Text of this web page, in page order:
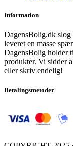
Information
DagensBolig.dk slog
leveret en masse
DagensBolig holder
produkter. Vi sidder
eller skriv endelig!
Betalingsmetoder